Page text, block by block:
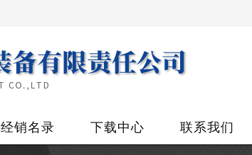
经销名录 下载中心 联系我们